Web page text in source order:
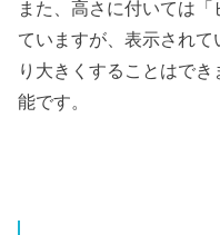
また、高さに付いては
ていますが、表示され
り大きくすることはで
能です。